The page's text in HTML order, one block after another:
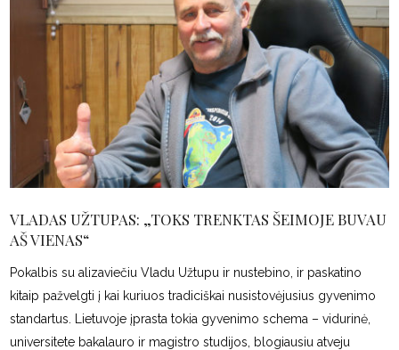
VLADAS UŽTUPAS: „TOKS TRENKTAS ŠEIMOJE BUVAU
AŠ VIENAS“
Pokalbis su alizaviečiu Vladu Užtupu ir nustebino, ir paskatino
kitaip pažvelgti į kai kuriuos tradiciškai nusistovėjusius gyvenimo
standartus. Lietuvoje įprasta tokia gyvenimo schema – vidurinė,
universitete bakalauro ir magistro studijos, blogiausiu atveju